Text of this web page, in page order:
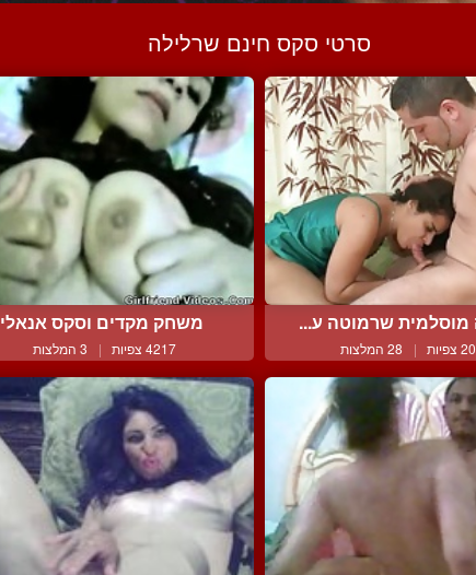
סרטי סקס חינם שרלילה
מוסלמית שרמוטה ע...
| 28 המלצות
משחק מקדים וסקס אנאלי
4217 צפיות | 3 המלצות